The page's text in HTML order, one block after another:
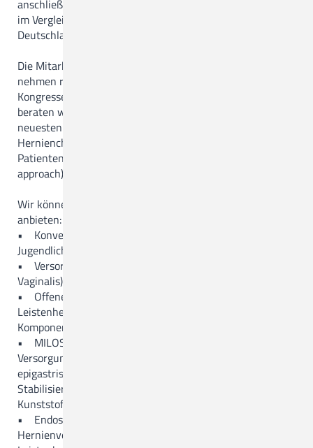
anschließender statistischer Auswertung aller Ergebnisse
im Vergleich zu allen zertifizierten Hernienzentren in
Deutschland.
Die Mitarbeiter der viszeralchirurgischen Abteilung
nehmen regelmäßig an Fachweiterbildungen und
Kongressen teil. In unserer Hernien-Sprechstunde im MVZ
beraten wir unsere Patienten umfassend über die
neuesten Behandlungsmethoden in Bezug auf die
Hernienchirurgie und planen zusammen mit dem
Patienten ein individuelles Behandlungskonzept (tailored
approach).
Wir können alle Verfahren der modernen Hernienchirurgie
anbieten:
• Konventionelle Hernienoperationen ohne Netz z.b. bei
Jugendlichen (Shouldice)
• Versorgung kindlicher Leistenbrüche (offener Proc.
Vaginalis)
• Offene Versorgung von Bauchwand- und
Leistenhernien mit Kunstoffnetzen (Lichtenstein,
Komponentenseparation – Ramirez, Open Sublay)
• MILOS (Mini- or Less-open Sublay Operation) –
Versorgung großer Narbenbrüche, Nabelbrüche und
epigastrischer Brüche über einen kleinen Hautschnitt mit
Stabilisierung der Bauchwand durch spezielle
Kunststoffnetze
• Endoskopische- und laparoskopische
Hernienversorgung mit Netzen (transperitoneale
Zentrum für Seelische Gesundheit
Weiterbildungsermächtigungen
MVZ
MVZ Hasetal Löningen
Ärztliche Ansprechpartner/Zuweisungen